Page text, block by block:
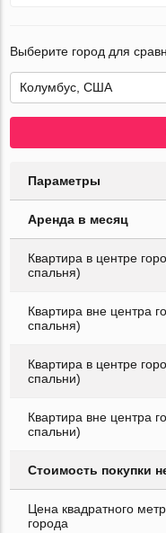
Выберите город для
Параметры
Аренда в месяц
Квартира в центре
спальня)
Квартира вне центра
спальня)
Квартира в центре
спальни)
Квартира вне центра
спальни)
Стоимость покупки
Цена квадратного
города